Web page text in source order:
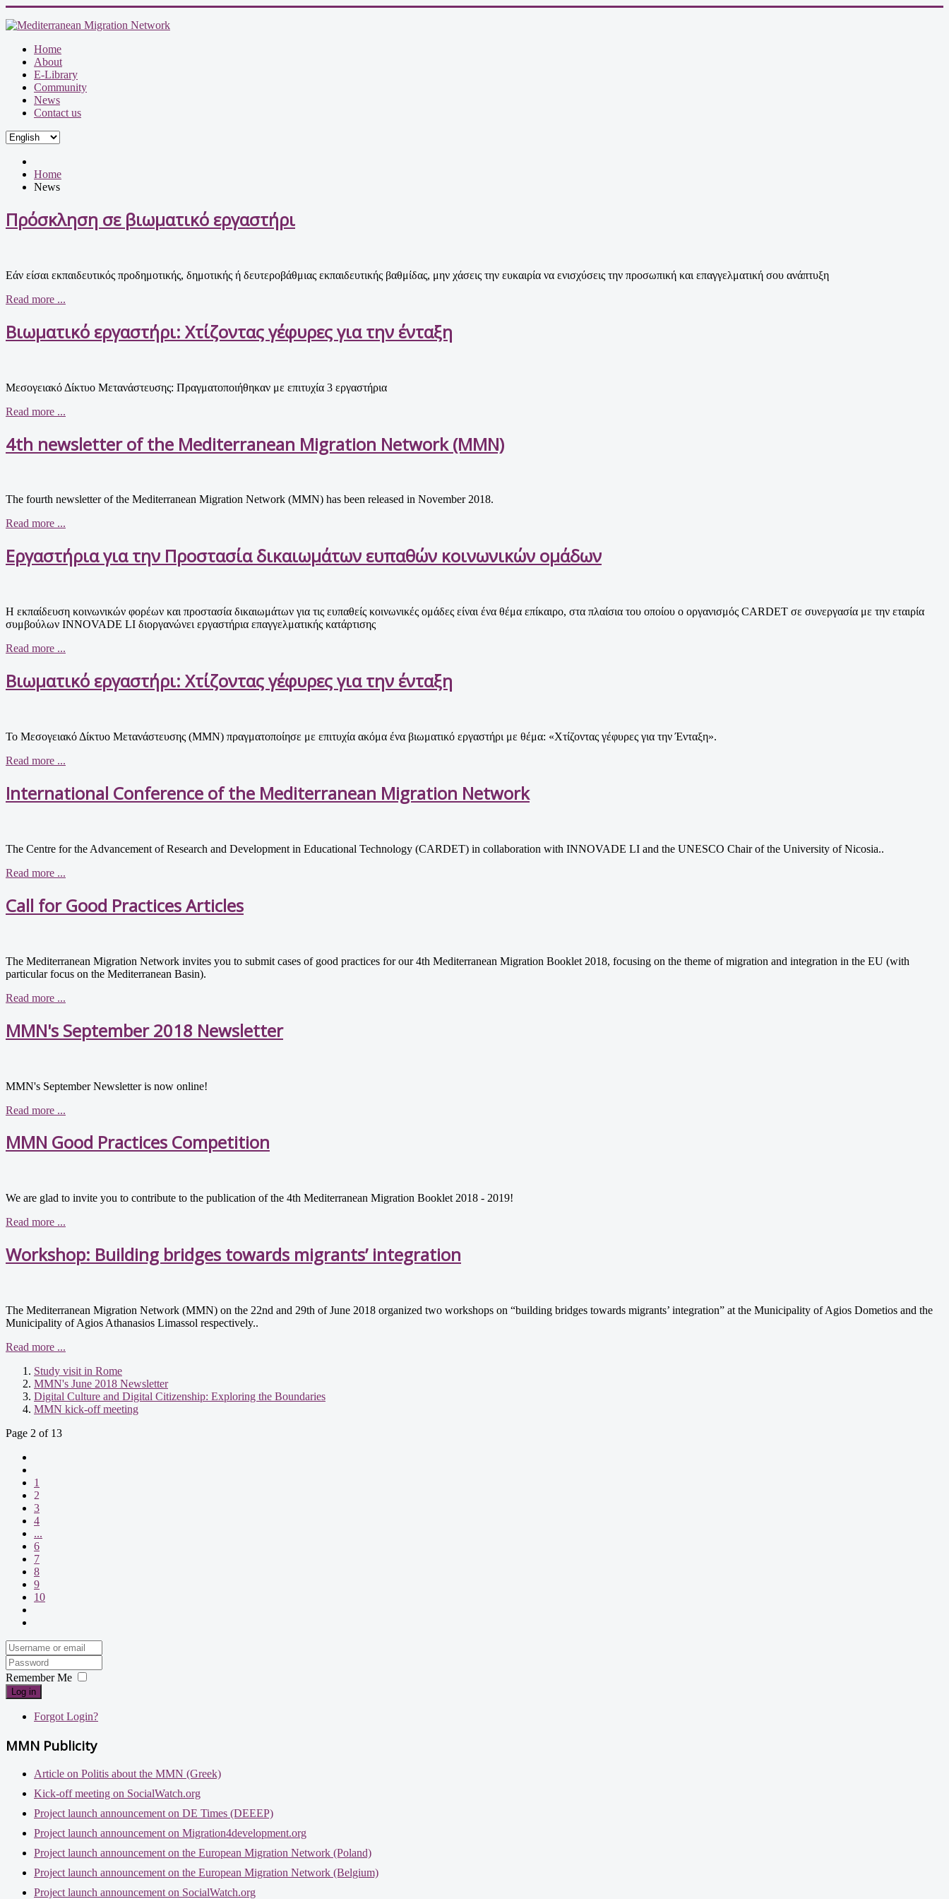
Home
About
E-Library
Community
News
Contact us
Home
News
Πρόσκληση σε βιωματικό εργαστήρι
Εάν είσαι εκπαιδευτικός προδημοτικής, δημοτικής ή δευτεροβάθμιας εκπαιδευτικής βαθμίδας, μην χάσεις την ευκαιρία να ενισχύσεις την προσωπική και επαγγελματική σου ανάπτυξη
Read more ...
Βιωματικό εργαστήρι: Χτίζοντας γέφυρες για την ένταξη
Μεσογειακό Δίκτυο Μετανάστευσης: Πραγματοποιήθηκαν με επιτυχία 3 εργαστήρια
Read more ...
4th newsletter of the Mediterranean Migration Network (MMN)
The fourth newsletter of the Mediterranean Migration Network (MMN) has been released in November 2018.
Read more ...
Εργαστήρια για την Προστασία δικαιωμάτων ευπαθών κοινωνικών ομάδων
Η εκπαίδευση κοινωνικών φορέων και προστασία δικαιωμάτων για τις ευπαθείς κοινωνικές ομάδες είναι ένα θέμα επίκαιρο, στα πλαίσια του οποίου ο οργανισμός CARDET σε συνεργασία με την εταιρία
συμβούλων INNOVADE LI διοργανώνει εργαστήρια επαγγελματικής κατάρτισης
Read more ...
Βιωματικό εργαστήρι: Χτίζοντας γέφυρες για την ένταξη
Το Μεσογειακό Δίκτυο Μετανάστευσης (MMN) πραγματοποίησε με επιτυχία ακόμα ένα βιωματικό εργαστήρι με θέμα: «Χτίζοντας γέφυρες για την Ένταξη».
Read more ...
International Conference of the Mediterranean Migration Network
The Centre for the Advancement of Research and Development in Educational Technology (CARDET) in collaboration with INNOVADE LI and the UNESCO Chair of the University of Nicosia..
Read more ...
Call for Good Practices Articles
The Mediterranean Migration Network invites you to submit cases of good practices for our 4th Mediterranean Migration Booklet 2018, focusing on the theme of migration and integration in the EU (with
particular focus on the Mediterranean Basin).
Read more ...
MMN's September 2018 Newsletter
MMN's September Newsletter is now online!
Read more ...
MMN Good Practices Competition
We are glad to invite you to contribute to the publication of the 4th Mediterranean Migration Booklet 2018 - 2019!
Read more ...
Workshop: Building bridges towards migrants’ integration
The Mediterranean Migration Network (MMN) on the 22nd and 29th of June 2018 organized two workshops on “building bridges towards migrants’ integration” at the Municipality of Agios Dometios and the
Municipality of Agios Athanasios Limassol respectively..
Read more ...
Study visit in Rome
MMN's June 2018 Newsletter
Digital Culture and Digital Citizenship: Exploring the Boundaries
MMN kick-off meeting
Page 2 of 13
1
2
3
4
...
6
7
8
9
10
Remember Me
Log in
Forgot Login?
MMN Publicity
Article on Politis about the MMN (Greek)
Kick-off meeting on SocialWatch.org
Project launch announcement on DE Times (DEEEP)
Project launch announcement on Migration4development.org
Project launch announcement on the European Migration Network (Poland)
Project launch announcement on the European Migration Network (Belgium)
Project launch announcement on SocialWatch.org